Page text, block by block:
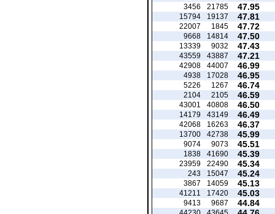
47.95
21785
3456
47.81
19137
15794
47.72
1845
22007
47.50
14814
9668
47.43
9032
13339
47.21
43887
43559
46.99
44007
42908
46.95
17028
4938
46.74
1267
5226
46.59
2105
2104
46.50
40808
43001
46.49
43149
14179
46.37
16263
42068
45.99
42738
13700
45.51
9073
9074
45.39
41690
1838
45.34
22490
23959
45.24
15047
243
45.13
14059
3867
45.03
17420
41211
44.84
9687
9413